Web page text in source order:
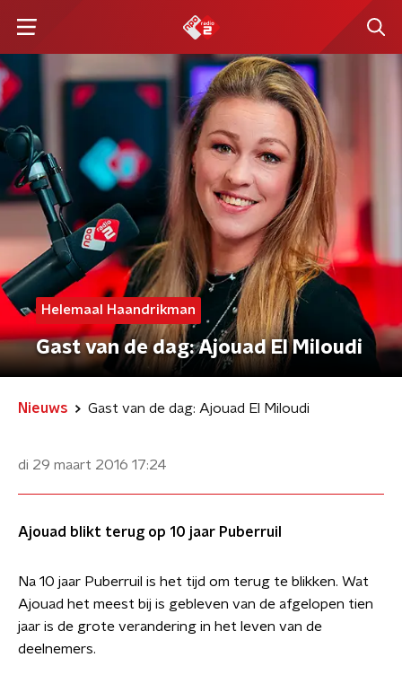
Helemaal Haandrikman
Gast van de dag: Ajouad El Miloudi
Nieuws Gast van de dag: Ajouad El Miloudi
di 29 maart 2016 17:24
Ajouad blikt terug op 10 jaar Puberruil
Na 10 jaar Puberruil is het tijd om terug te blikken. Wat
Ajouad het meest bij is gebleven van de afgelopen tien
jaar is de grote verandering in het leven van de
deelnemers.